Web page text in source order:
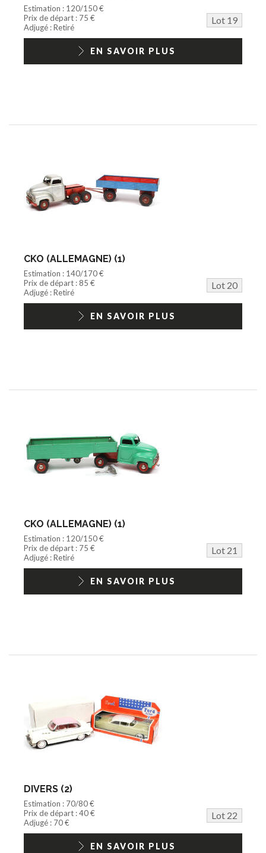
Estimation : 120/150 €
Prix de départ : 75 €
Lot 19
Adjugé : Retiré
EN SAVOIR PLUS
CKO (ALLEMAGNE) (1)
Estimation : 140/170 €
Prix de départ : 85 €
Lot 20
Adjugé : Retiré
EN SAVOIR PLUS
CKO (ALLEMAGNE) (1)
Estimation : 120/150 €
Prix de départ : 75 €
Lot 21
Adjugé : Retiré
EN SAVOIR PLUS
DIVERS (2)
Estimation : 70/80 €
Prix de départ : 40 €
Lot 22
Adjugé : 70 €
EN SAVOIR PLUS